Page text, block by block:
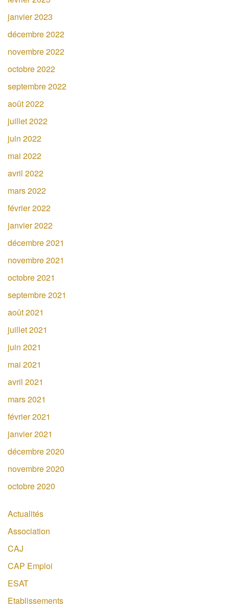
janvier 2023
décembre 2022
novembre 2022
octobre 2022
septembre 2022
août 2022
juillet 2022
juin 2022
mai 2022
avril 2022
mars 2022
février 2022
janvier 2022
décembre 2021
novembre 2021
octobre 2021
septembre 2021
août 2021
juillet 2021
juin 2021
mai 2021
avril 2021
mars 2021
février 2021
janvier 2021
décembre 2020
novembre 2020
octobre 2020
Actualités
Association
CAJ
CAP Emploi
ESAT
Etablissements